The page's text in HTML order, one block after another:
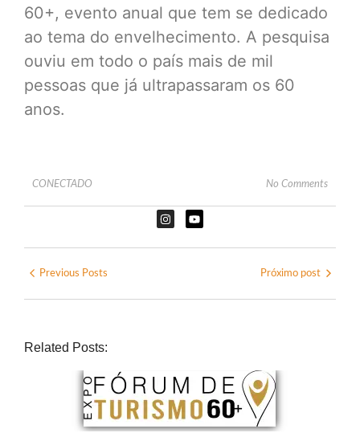
60+, evento anual que tem se dedicado
ao tema do envelhecimento. A pesquisa
ouviu em todo o país mais de mil
pessoas que já ultrapassaram os 60
anos.
CONECTADO No Comments
Previous Posts Próximo post
Related Posts: